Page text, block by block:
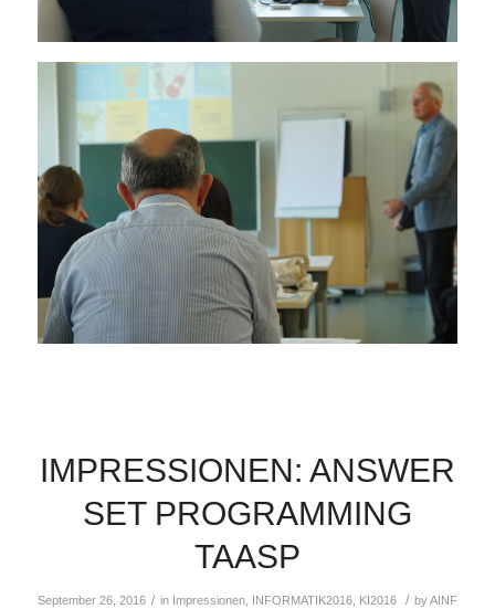
IMPRESSIONEN: ANSWER
SET PROGRAMMING
TAASP
September 26, 2016 / in Impressionen, INFORMATIK2016, KI2016 / byAINF